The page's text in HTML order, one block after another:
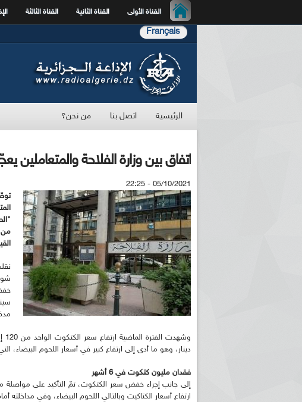
القناة الأولى القناة الثانية القناة الثالثة
Français
الرئيسية اتصل بنا من نحن؟
اتفاق بين وزارة الفلاحة
05/10/2021 - 22:25
من
دينار، وهو ما أدى إلى ارتفاع كبير في أسعار اللحوم البيضاء،
فقدان مليون كتكوت في 6 أشهر
إلى جانب إجراء خفض سعر الكتكوت، تمّ التأكيد على مواصلة
ارتفاع أسعار الكتاكيت وبالتالي اللحوم البيضاء، وفي